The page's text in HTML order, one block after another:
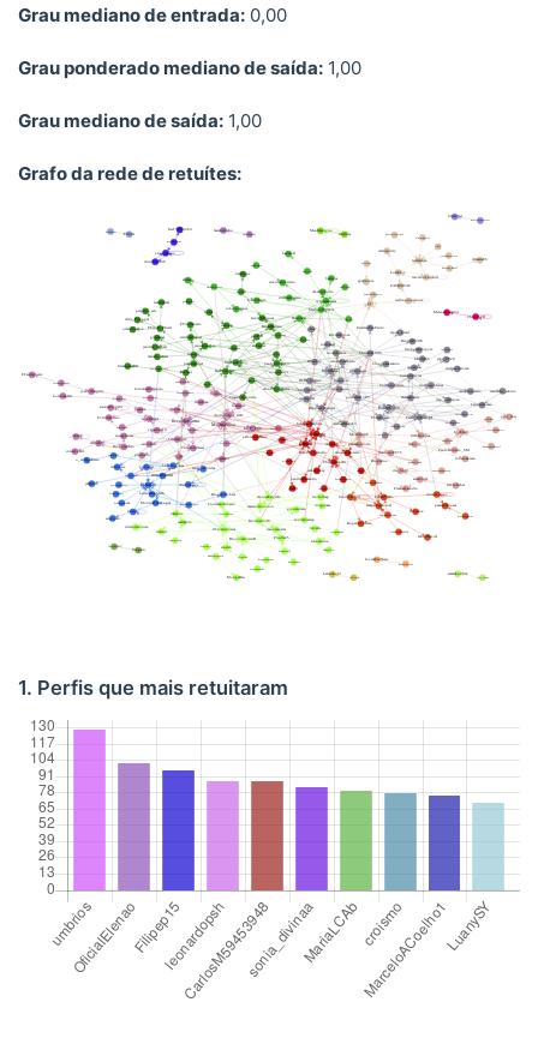
Grau mediano de entrada: 0,00
Grau ponderado mediano de saída: 1,00
Grau mediano de saída: 1,00
Grafo da rede de retuítes:
1. Perfis que mais retuitaram